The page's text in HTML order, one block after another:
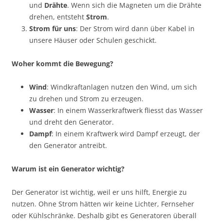
und Drähte. Wenn sich die Magneten um die Drähte
drehen, entsteht Strom.
Strom für uns: Der Strom wird dann über Kabel in
unsere Häuser oder Schulen geschickt.
Woher kommt die Bewegung?
Wind: Windkraftanlagen nutzen den Wind, um sich
zu drehen und Strom zu erzeugen.
Wasser: In einem Wasserkraftwerk fliesst das Wasser
und dreht den Generator.
Dampf: In einem Kraftwerk wird Dampf erzeugt, der
den Generator antreibt.
Warum ist ein Generator wichtig?
Der Generator ist wichtig, weil er uns hilft, Energie zu
nutzen. Ohne Strom hätten wir keine Lichter, Fernseher
oder Kühlschränke. Deshalb gibt es Generatoren überall